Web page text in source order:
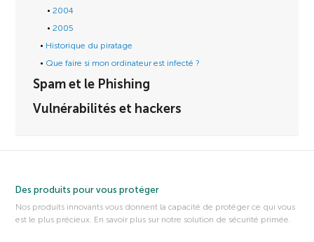
2004
2005
Historique du piratage
Que faire si mon ordinateur est infecté ?
Spam et le Phishing
Vulnérabilités et hackers
Des produits pour vous protéger
Nos produits innovants vous donnent la capacité de protéger ce qui vous
est le plus précieux. En savoir plus sur notre solution de sécurité primée.